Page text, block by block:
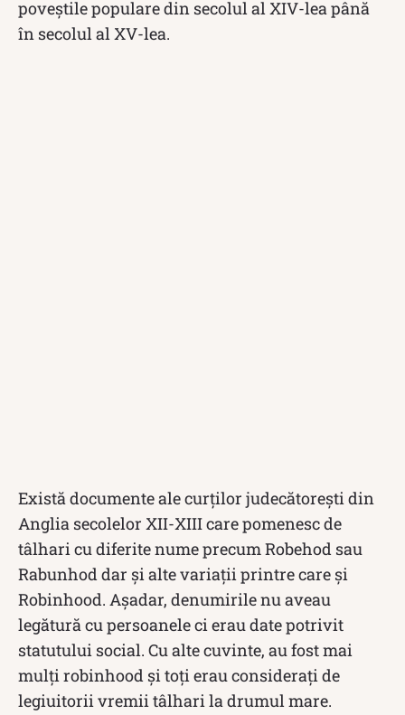
poveștile populare din secolul al XIV-lea până
în secolul al XV-lea.
Există documente ale curţilor judecătoreşti din
Anglia secolelor XII-XIII care pomenesc de
tâlhari cu diferite nume precum Robehod sau
Rabunhod dar şi alte variaţii printre care şi
Robinhood. Așadar, denumirile nu aveau
legătură cu persoanele ci erau date potrivit
statutului social. Cu alte cuvinte, au fost mai
mulţi robinhood şi toţi erau consideraţi de
legiuitorii vremii tâlhari la drumul mare.